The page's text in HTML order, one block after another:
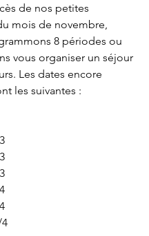
de nos petites
mois de novembre,
8 périodes ou
vous organiser un séjour
Les dates encore
les suivantes :